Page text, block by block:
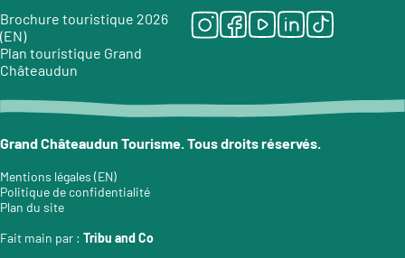
Brochure touristique 2026
(EN)
Plan touristique Grand
Châteaudun
Instagram
Facebook
Youtube
LinkedIn
Tiktok
Grand Châteaudun Tourisme. Tous droits réservés.
Mentions légales (EN)
Politique de confidentialité
Plan du site
Fait main par : Tribu and Co